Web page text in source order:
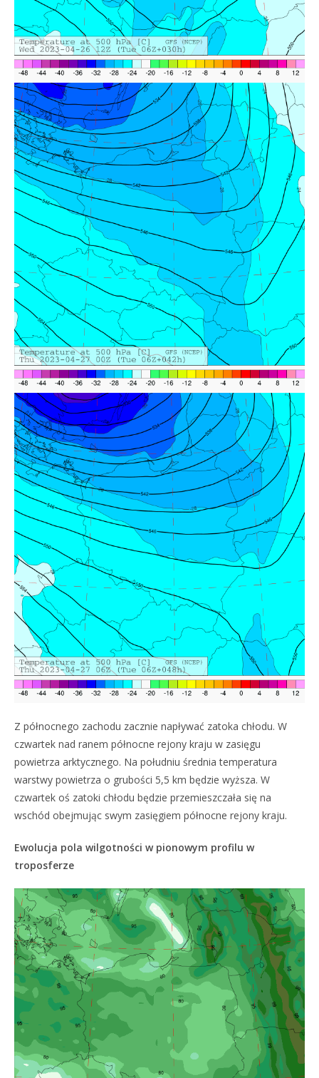
Z północnego zachodu zacznie napływać zatoka chłodu. W
czwartek nad ranem północne rejony kraju w zasięgu
powietrza arktycznego. Na południu średnia temperatura
warstwy powietrza o grubości 5,5 km będzie wyższa. W
czwartek oś zatoki chłodu będzie przemieszczała się na
wschód obejmując swym zasięgiem północne rejony kraju.
Ewolucja pola wilgotności w pionowym profilu w
troposferze